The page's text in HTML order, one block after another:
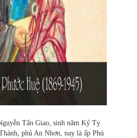
Tấn Giao, sinh năm Kỷ Tỵ
phủ An Nhơn, nay là ấp Phú